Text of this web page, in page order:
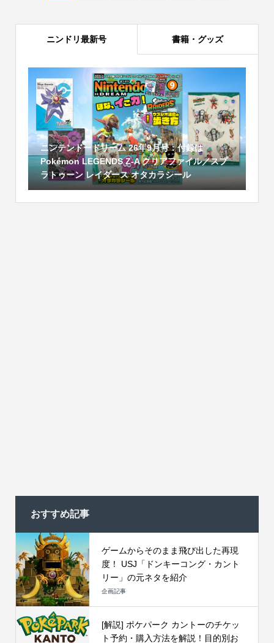
ニンドリ最新号 書籍・グッズ
ニンテンドードリーム 26年9月号：付録は
Pokémon LEGENDS Z-A クリアファイル／スプ
ラトゥーン レイダース オタカラシール
おすすめ記事
ゲームからそのまま飛び出した再現
度！ USJ「ドンキーコング・カント
リー」の元ネタを紹介
企画記事
[解説] ポケパーク カントーのチケッ
ト予約・購入方法を解説！目的別お